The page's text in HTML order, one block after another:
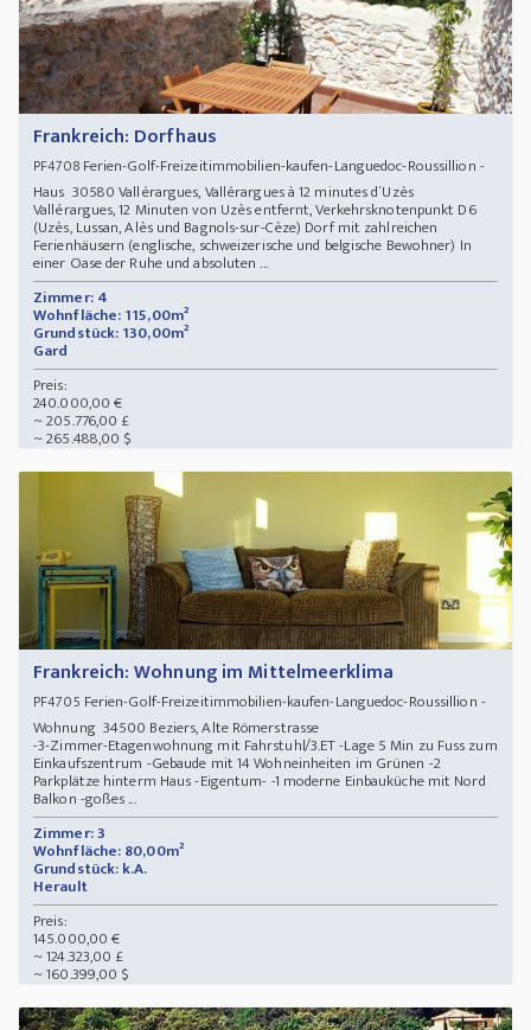
Frankreich: Dorfhaus
PF4708Ferien-Golf-Freizeitimmobilien-kaufen-Languedoc-Roussillion -
Haus 30580 Vallérargues, Vallérargues à 12 minutes d´Uzès
Vallérargues, 12 Minuten von Uzès entfernt, Verkehrsknotenpunkt D6
(Uzès, Lussan, Alès und Bagnols-sur-Cèze) Dorf mit zahlreichen
Ferienhäusern (englische, schweizerische und belgische Bewohner) In
einer Oase der Ruhe und absoluten ...
Zimmer: 4
Wohnfläche: 115,00m²
Grundstück: 130,00m²
Gard
Preis:
240.000,00 €
~ 205.776,00 £
~ 265.488,00 $
Frankreich: Wohnung im Mittelmeerklima
PF4705 Ferien-Golf-Freizeitimmobilien-kaufen-Languedoc-Roussillion -
Wohnung 34500 Beziers, Alte Römerstrasse
-3-Zimmer-Etagenwohnung mit Fahrstuhl/3.ET -Lage 5 Min zu Fuss zum
Einkaufszentrum -Gebaude mit 14 Wohneinheiten im Grünen -2
Parkplätze hinterm Haus -Eigentum- -1 moderne Einbauküche mit Nord
Balkon -goßes ...
Zimmer: 3
Wohnfläche: 80,00m²
Grundstück: k.A.
Herault
Preis:
145.000,00 €
~ 124.323,00 £
~ 160.399,00 $